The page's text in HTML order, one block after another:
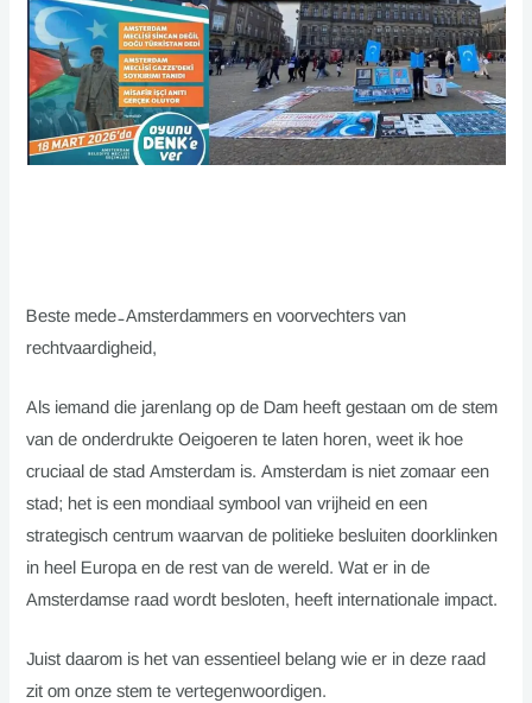
Beste mede-Amsterdammers en voorvechters van
rechtvaardigheid,
Als iemand die jarenlang op de Dam heeft gestaan om de stem
van de onderdrukte Oeigoeren te laten horen, weet ik hoe
cruciaal de stad Amsterdam is. Amsterdam is niet zomaar een
stad; het is een mondiaal symbool van vrijheid en een
strategisch centrum waarvan de politieke besluiten doorklinken
in heel Europa en de rest van de wereld. Wat er in de
Amsterdamse raad wordt besloten, heeft internationale impact.
Juist daarom is het van essentieel belang wie er in deze raad
zit om onze stem te vertegenwoordigen.